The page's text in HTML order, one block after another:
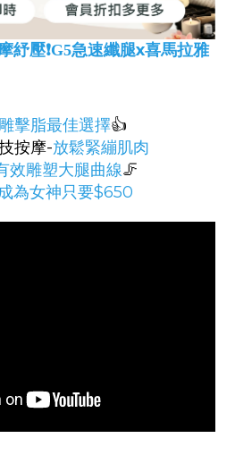
紓壓❗️G5急速纖腿x喜馬拉雅
擊脂最佳選擇👍
按摩-放鬆緊繃肌肉
效雕塑大腿曲線🦵
為女神只要$650